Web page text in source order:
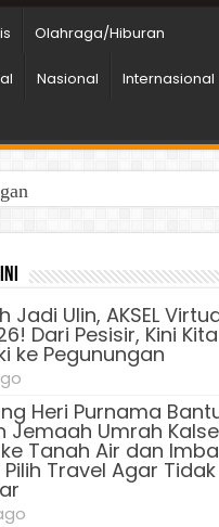
Olahraga/Hiburan
Nasional Internasional
Jadi Ulin, AKSEL
Dari Pesisir, Kini Kita
ke Pegunungan
Heri Purnama
Jemaah Umrah
Tanah Air dan
Travel Agar Tidak